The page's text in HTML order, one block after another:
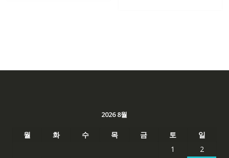
2026 8월
월 화 수 목 금 토
일
1
2